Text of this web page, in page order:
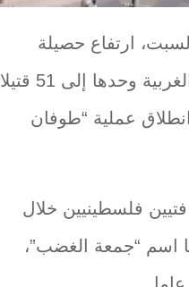
ارتفاع حصيلة
ضحايا الاعتداءات الإسرائيلية في الضفة الغربية وحدها إلى 51 قتيلا
عملية “طوفان
فلسطينيين خلال
اسم “جمعة الغضب”،